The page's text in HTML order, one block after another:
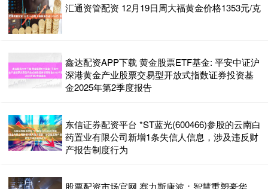
汇通资管配资 12月19日周大福黄金价格1353元/克
鑫达配资APP下载 黄金股票ETF基金: 平安中证沪
深港黄金产业股票交易型开放式指数证券投资基
金2025年第2季度报告
东信证券配资平台 *ST蓝光(600466)参股的云南白
药置业有限公司新增1条失信人信息，涉及违反财
产报告制度行为
股票配资市场官网 赛力斯康波：智慧重塑豪华，